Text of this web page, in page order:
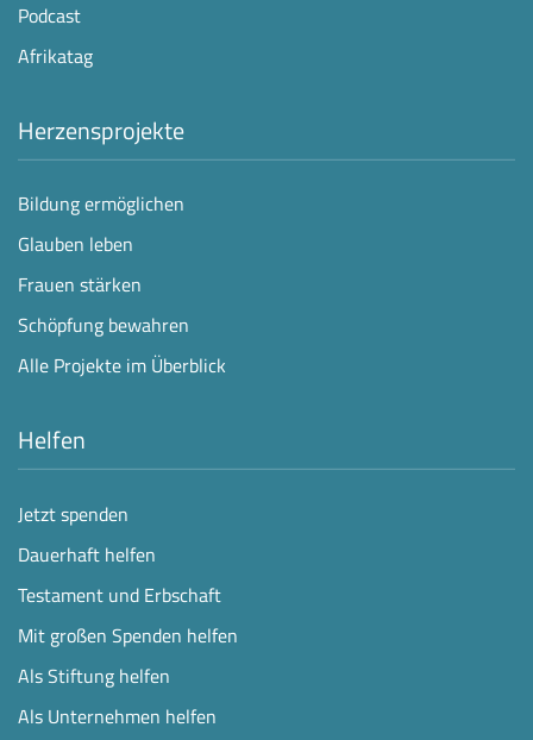
Podcast
Afrikatag
Herzensprojekte
Bildung ermöglichen
Glauben leben
Frauen stärken
Schöpfung bewahren
Alle Projekte im Überblick
Helfen
Jetzt spenden
Dauerhaft helfen
Testament und Erbschaft
Mit großen Spenden helfen
Als Stiftung helfen
Als Unternehmen helfen